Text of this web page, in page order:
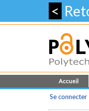
<
Accueil
Se connecter